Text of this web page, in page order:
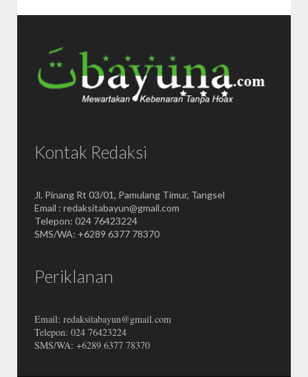
Kontak Redaksi
Jl. Pinang Rt 03/01, Pamulang Timur, Tangsel
Email : redaksitabayun@gmail.com
Telepon: 024 76423224
SMS/WA: +6289 6377 78370
Periklanan
Email: redaksitabayun@gmail.com
Telepon: 024 76423224
SMS/WA: +6289 6377 78370